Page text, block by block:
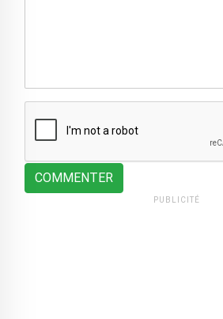
COMMENTER
PUBLICITÉ